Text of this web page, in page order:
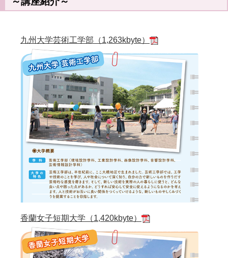
九州大学芸術工学部（1,263kbyte）
香蘭女子短期大学（1,420kbyte）